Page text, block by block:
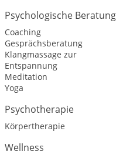
Psychologische Beratung
Coaching
Gesprächsberatung
Klangmassage zur
Entspannung
Meditation
Yoga
Psychotherapie
Körpertherapie
Wellness